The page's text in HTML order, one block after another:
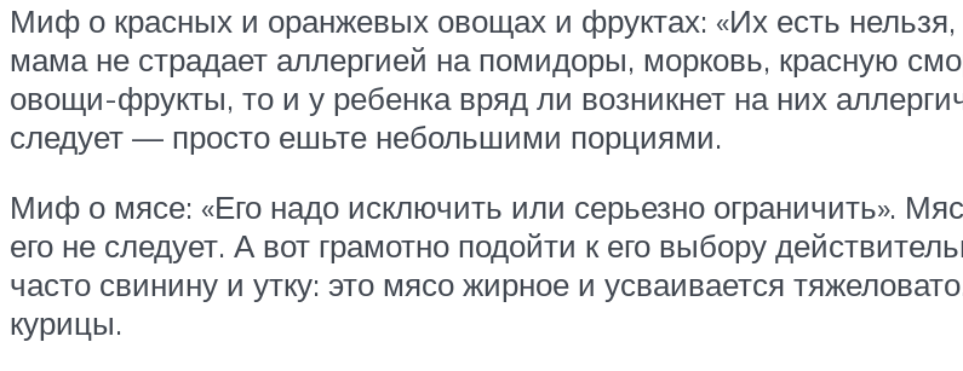
Миф о красных и оранжевых овощах и фруктах: «Их есть
мама не страдает аллергией на помидоры, морковь, красную
овощи-фрукты, то и у ребенка вряд ли возникнет на них
следует — просто ешьте небольшими порциями.
Миф о мясе: «Его надо исключить или серьезно ограничить».
его не следует. А вот грамотно подойти к его выбору
часто свинину и утку: это мясо жирное и усваивается
курицы.